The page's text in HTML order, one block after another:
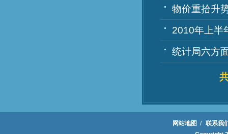
物价重拾升
2010年上半
统计局六方
网站地图 /
联系我